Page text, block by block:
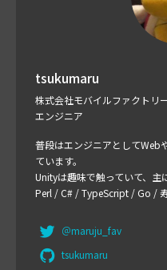
tsukumaru
株式会社モバイルファクトリ
エンジニア
普段はエンジニアとしてWeb
ています。
Unityは趣味で触っていて、主
Perl / C# / TypeScript / Go /
＠maruju_fav
tsukumaru